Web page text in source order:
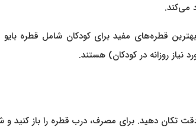
می‌کند.
بهترین قطره‌های مفید برای کودکان شامل قطره
نیاز روزانه در کودکان) هستند.
دقت تکان دهید. برای مصرف، درب قطره را باز کنید